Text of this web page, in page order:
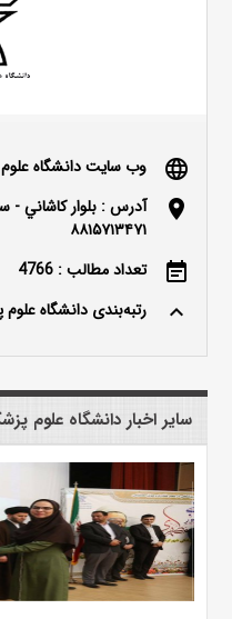
language وب سایت دانشگاه
location_on
آدرس : بلوار كاشاني -
۸۸۱۵۷۱۳۴۷۱
event_note تعداد مطالب : 4766
keyboard_arrow_up رتبه‌بندی دانشگاه
سایر اخبار دانشگاه علوم